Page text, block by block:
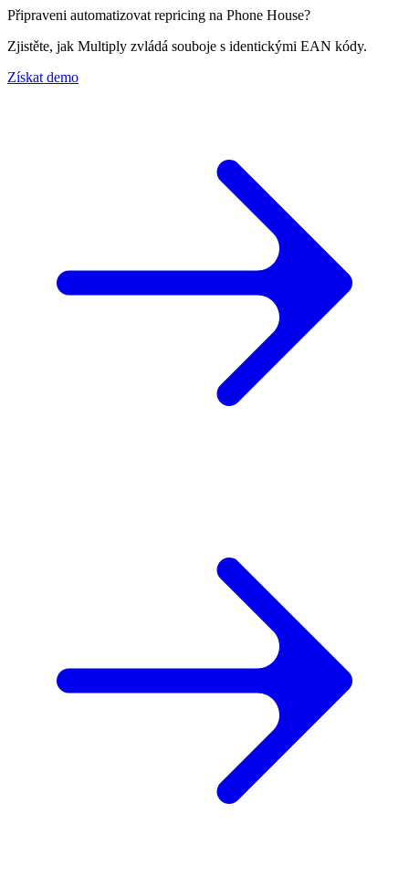
Všechny
marketplaces
si
Připraveni automatizovat repricing na Phone House?
Zjistěte, jak Multiply zvládá souboje s identickými EAN kódy.
Získat demo